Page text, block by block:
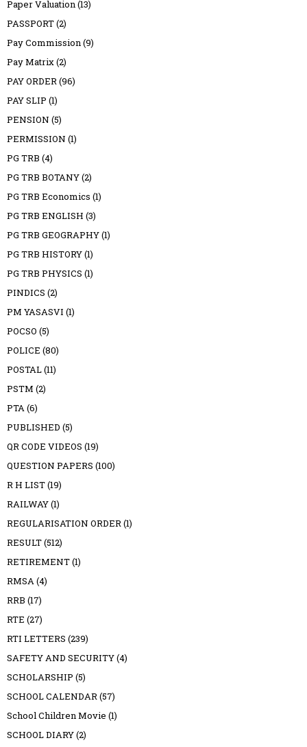
Paper Valuation(13)
PASSPORT(2)
Pay Commission(9)
Pay Matrix(2)
PAY ORDER(96)
PAY SLIP (1)
PENSION (5)
PERMISSION (1)
PG TRB (4)
PG TRB BOTANY(2)
PG TRB Economics (1)
PG TRB ENGLISH (3)
PG TRB GEOGRAPHY(1)
PG TRB HISTORY(1)
PG TRB PHYSICS (1)
PINDICS (2)
PM YASASVI (1)
POCSO (5)
POLICE (80)
POSTAL(11)
PSTM (2)
PTA(6)
PUBLISHED (5)
QR CODE VIDEOS (19)
QUESTION PAPERS (100)
R H LIST(19)
RAILWAY(1)
REGULARISATION ORDER(1)
RESULT(512)
RETIREMENT(1)
RMSA(4)
RRB (17)
RTE (27)
RTI LETTERS (239)
SAFETY AND SECURITY(4)
SCHOLARSHIP (5)
SCHOOL CALENDAR(57)
School Children Movie (1)
SCHOOL DIARY(2)